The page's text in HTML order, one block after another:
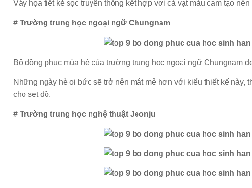
Váy họa tiết kẻ sọc truyền thống kết hợp với cà vạt màu cam tạo
# Trường trung học ngoại ngữ Chungnam
Bộ đồng phục mùa hè của trường trung học ngoại ngữ Chungnam
Những ngày hè oi bức sẽ trở nên mát mẻ hơn với kiểu thiết kế này,
cho set đồ.
# Trường trung học nghệ thuật Jeonju